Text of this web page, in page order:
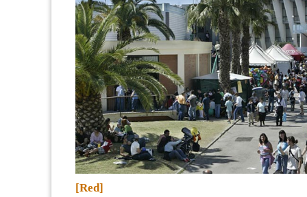
[Red]